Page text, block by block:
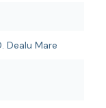
Dealu Mare